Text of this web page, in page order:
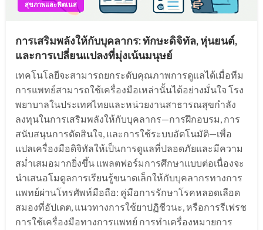
สุขภาพและฟิตเนส
การเสริมพลังให้กับบุคลากร: ทักษะดิจิทัล, หุ่นยนต์,
และการเปลี่ยนแปลงที่มุ่งเน้นมนุษย์
เทคโนโลยีจะสามารถยกระดับคุณภาพการดูแลได้เมื่อทีม
การแพทย์สามารถใช้เครื่องมือเหล่านั้นได้อย่างมั่นใจ โรง
พยาบาลในประเทศไทยและหน่วยงานสาธารณสุขกำลัง
ลงทุนในการเสริมพลังให้กับบุคลากร—การฝึกอบรม, การ
สนับสนุนการตัดสินใจ, และการใช้ระบบอัตโนมัติ—เพื่อ
แปลเครื่องมือดิจิทัลให้เป็นการดูแลที่ปลอดภัยและมีความ
สม่ำเสมอมากยิ่งขึ้น แพลตฟอร์มการศึกษาแบบต่อเนื่องจะ
นำเสนอโมดูลการเรียนรู้ขนาดเล็กให้กับบุคลากรทางการ
แพทย์ผ่านโทรศัพท์มือถือ: คู่มือการรักษาโรคหลอดเลือด
สมองที่อัปเดต, แนวทางการใช้ยาปฏิชีวนะ, หรือการรีเฟรช
การใช้เครื่องมือทางการแพทย์ การทำเครื่องหมายการ